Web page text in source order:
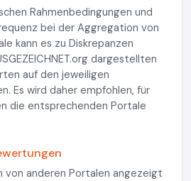
Rahmenbedingungen und
bei der Aggregation von
kann es zu Diskrepanzen
dargestellten
auf den jeweiligen
Es wird daher empfohlen, für
die entsprechenden Portale
von anderen Portalen angezeigt